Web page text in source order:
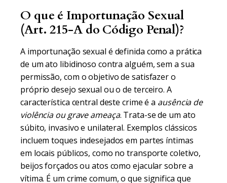
O que é Importunação Sexual
(Art. 215-A do Código Penal)?
A importunação sexual é definida como a prática
de um ato libidinoso contra alguém, sem a sua
permissão, com o objetivo de satisfazer o
próprio desejo sexual ou o de terceiro. A
característica central deste crime é a ausência de
violência ou grave ameaça. Trata-se de um ato
súbito, invasivo e unilateral. Exemplos clássicos
incluem toques indesejados em partes íntimas
em locais públicos, como no transporte coletivo,
beijos forçados ou atos como ejacular sobre a
vítima. É um crime comum, o que significa que